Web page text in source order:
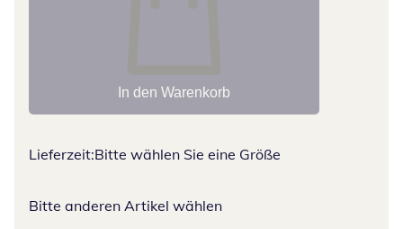
In den Warenkorb
Lieferzeit:Bitte wählen Sie eine Größe
Bitte anderen Artikel wählen